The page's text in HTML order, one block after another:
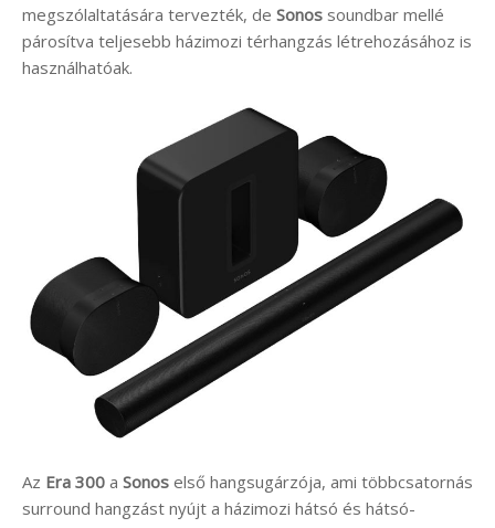
megszólaltatására tervezték, de Sonos soundbar mellé
párosítva teljesebb házimozi térhangzás létrehozásához is
használhatóak.
Az Era 300 a Sonos első hangsugárzója, ami többcsatornás
surround hangzást nyújt a házimozi hátsó és hátsó-